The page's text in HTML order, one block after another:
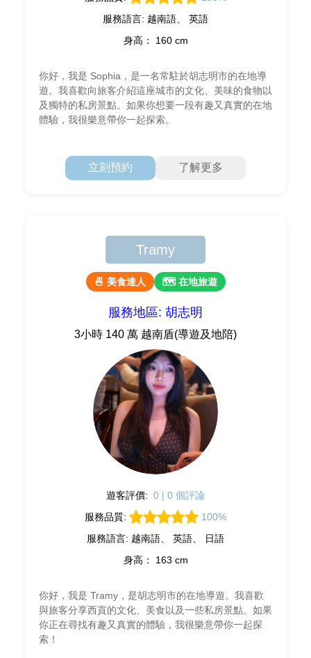
服務語言: 越南語、 英語
身高： 160 cm
你好，我是 Sophia，是一名常駐於胡志明市的在地導
遊。我喜歡向旅客介紹這座城市的文化、美味的食物以
及獨特的私房景點。如果你想要一段有趣又真實的在地
體驗，我很樂意帶你一起探索。
立刻預約 了解更多
Tramy
🍜 美食達人 🗺 在地旅遊
服務地區: 胡志明
3小時 140 萬 越南盾(導遊及地陪)
遊客評價: 0 | 0 個評論
服務品質:
100%
服務語言: 越南語、 英語、 日語
身高： 163 cm
你好，我是 Tramy，是胡志明市的在地導遊。我喜歡
與旅客分享西貢的文化、美食以及一些私房景點。如果
你正在尋找有趣又真實的體驗，我很樂意帶你一起探
索！